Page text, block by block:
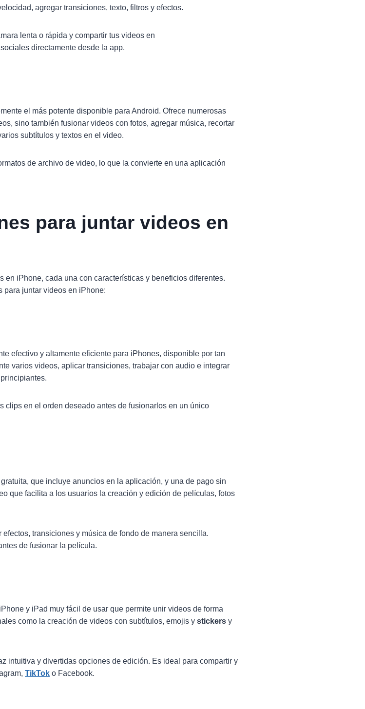
agregar transiciones, texto, filtros y efectos.
lenta o rápida y compartir tus videos en
directamente desde la app.
el más potente disponible para Android. Ofrece numerosas
sino también fusionar videos con fotos, agregar música, recortar
subtítulos y textos en el video.
de archivo de video, lo que la convierte en una aplicación
para juntar videos en
en iPhone, cada una con características y beneficios diferentes.
para juntar videos en iPhone:
efectivo y altamente eficiente para iPhones, disponible por tan
varios videos, aplicar transiciones, trabajar con audio e integrar
clips en el orden deseado antes de fusionarlos en un único
que incluye anuncios en la aplicación, y una de pago sin
que facilita a los usuarios la creación y edición de películas, fotos
transiciones y música de fondo de manera sencilla.
de fusionar la película.
y iPad muy fácil de usar que permite unir videos de forma
como la creación de videos con subtítulos, emojis y stickers y
intuitiva y divertidas opciones de edición. Es ideal para compartir y
TikTok o Facebook.